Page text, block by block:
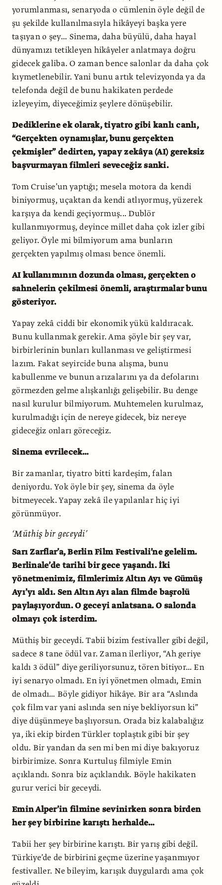
yorumlanması, senaryoda o cümlenin öyle değil de
şu şekilde kullanılmasıyla hikâyeyi başka yere
taşıyan o şey... Sinema, daha büyülü, daha hayal
dünyamızı tetikleyen hikâyeler anlatmaya doğru
gidecek galiba. O zaman bence salonlar da daha çok
kıymetlenebilir. Yani bunu artık televizyonda ya da
telefonda değil de bunu hakikaten perdede
izleyeyim, diyeceğimiz şeylere dönüşebilir.
Dediklerine ek olarak, tiyatro gibi kanlı canlı,
“Gerçekten oynamışlar, bunu gerçekten
çekmişler” dedirten, yapay zekâya (AI) gereksiz
başvurmayan filmleri seveceğiz sanki.
Tom Cruise’un yaptığı; mesela motora da kendi
biniyormuş, uçaktan da kendi atlıyormuş, yüzerek
karşıya da kendi geçiyormuş... Dublör
kullanmıyormuş, deyince millet daha çok izler gibi
geliyor. Öyle mi bilmiyorum ama bunların
gerçekten yapılmış olması bence önemli.
AI kullanımının dozunda olması, gerçekten o
sahnelerin çekilmesi önemli, araştırmalar bunu
gösteriyor.
Yapay zekâ ciddi bir ekonomik yükü kaldıracak.
Bunu kullanmak gerekir. Ama şöyle bir şey var,
birbirlerinin bunları kullanması ve geliştirmesi
lazım. Fakat seyircide buna alışma, bunu
kabullenme ve bunun arızalarını ya da defolarını
görmezden gelme alışkanlığı gelişebilir. Bu denge
nasıl kurulur bilmiyorum. Muhtemelen kurulmaz,
kurulmadığı için de nereye gidecek, biz nereye
gideceğiz onları göreceğiz.
Sinema evrilecek…
Bir zamanlar, tiyatro bitti kardeşim, falan
deniyordu. Yok öyle bir şey, sinema da öyle
bitmeyecek. Yapay zekâ ile yapılanlar hiç iyi
görünmüyor.
‘Müthiş bir geceydi’
Sarı Zarflar’a, Berlin Film Festivali’ne gelelim.
Berlinale’de tarihi bir gece yaşandı. İki
yönetmenimiz, filmlerimiz Altın Ayı ve Gümüş
Ayı’yı aldı. Sen Altın Ayı alan filmde başrolü
paylaşıyordun. O geceyi anlatsana. O salonda
olmayı çok isterdim.
Müthiş bir geceydi. Tabii bizim festivaller gibi değil,
sadece 8 tane ödül var. Zaman ilerliyor, “Ah geriye
kaldı 3 ödül” diye geriliyorsunuz, tören bitiyor… En
iyi senaryo olmadı. En iyi yönetmen olmadı, Emin
de olmadı… Böyle gidiyor hikâye. Bir ara “Aslında
çok film var yani aslında sen niye bekliyorsun ki”
diye düşünmeye başlıyorsun. Orada biz kalabalığız
ya, iki ekip birden Türkler toplaştık gibi bir şey
oldu. Bir yandan da sen mi ben mi diye bakıyoruz
birbirimize. Sonra Kurtuluş filmiyle Emin
açıklandı. Sonra biz açıklandık. Böyle hakikaten
gurur verici bir geceydi.
Emin Alper’in filmine sevinirken sonra birden
her şey birbirine karıştı herhalde…
Tabii her şey birbirine karıştı. Bir yarış gibi değil.
Türkiye’de de birbirini geçme üzerine yaşanmıyor
festivaller. Ne bileyim, karışık duygulardı ama çok